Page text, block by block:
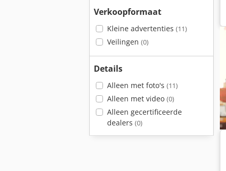
Verkoopformaat
Kleine advertenties (11)
Veilingen (0)
Details
Alleen met foto's (11)
Alleen met video (0)
Alleen gecertificeerde
dealers (0)